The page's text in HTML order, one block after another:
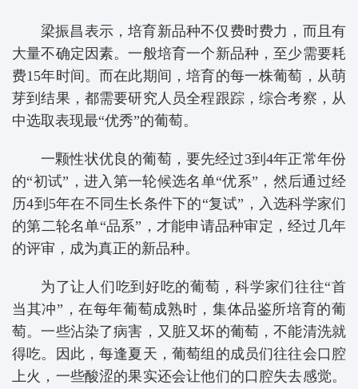
梁振昌表示，培育新品种不仅费时费力，而且有
大量不确定因素。一般培育一个新品种，至少需要耗
费15年时间。而在此期间，培育的每一株葡萄，从萌
芽到结果，都需要研究人员全程跟踪，综合考察，从
中选取表现最“优秀”的葡萄。
一颗性状优良的葡萄，要先经过3到4年正常年份
的“初试”，进入第一轮候选名单“优系”，然后通过经
历4到5年在不同生长条件下的“复试”，入选科学家们
的第二轮名单“品系”，才能申请品种审定，经过几年
的评审，成为真正的新品种。
为了让人们吃到好吃的葡萄，科学家们往往“首
当其冲”，在每年葡萄成熟时，集体品鉴所培育的葡
萄。一些沾染了病害，又脏又坏的葡萄，不能清洗就
得吃。因此，每逢夏天，葡萄组的成员们往往会口腔
上火，一些酸涩的果实还会让他们的口腔失去感觉。